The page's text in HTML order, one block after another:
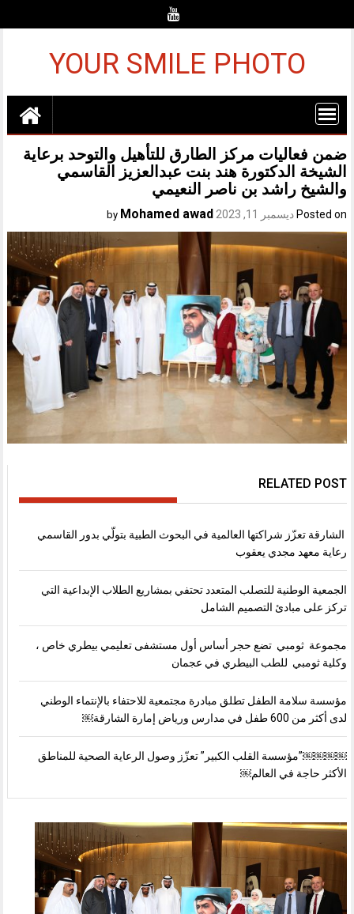
YOUR SMILE PHOTO
ضمن فعاليات مركز الطارق للتأهيل والتوحد برعاية
الشيخة الدكتورة هند بنت عبدالعزيز القاسمي
والشيخ راشد بن ناصر النعيمي
Posted on ديسمبر 11, 2023 Mohamed awad
RELATED POST
الشارقة تعزّز شراكتها العالمية في البحوث الطبية بتولّي بدور القاسمي
رعاية معهد مجدي يعقوب
الجمعية الوطنية للتصلب المتعدد تحتفي بمشاريع الطلاب الإبداعية التي
تركز على مبادئ التصميم الشامل
مجموعة ثومبي تضع حجر أساس أول مستشفى تعليمي بيطري خاص ،
وكلية ثومبي للطب البيطري في عجمان
مؤسسة سلامة الطفل تطلق مبادرة مجتمعية للاحتفاء بالإنتماء الوطني
لدى أكثر من 600 طفل في مدارس ورياض إمارة الشارقة￼
￼￼￼￼”مؤسسة القلب الكبير” تعزّز وصول الرعاية الصحية للمناطق
الأكثر حاجة في العالم￼